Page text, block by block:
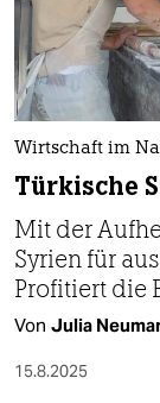
Wirtschaft im
Türkische
Mit der
Syrien für
Profitiert die
Von Julia
15.8.2025